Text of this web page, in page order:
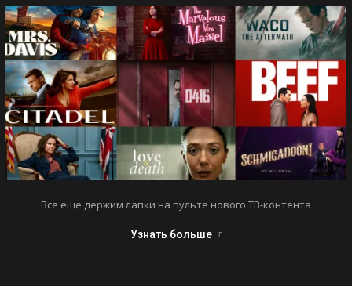
Все еще держим лапки на пульте нового ТВ-контента
Узнать больше